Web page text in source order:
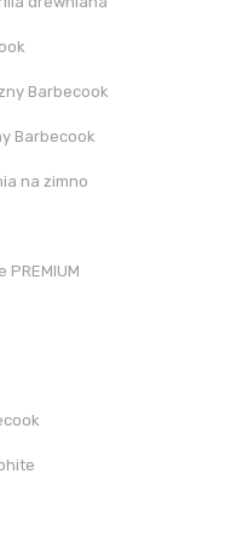
Barbecook
Barbecook
na zimno